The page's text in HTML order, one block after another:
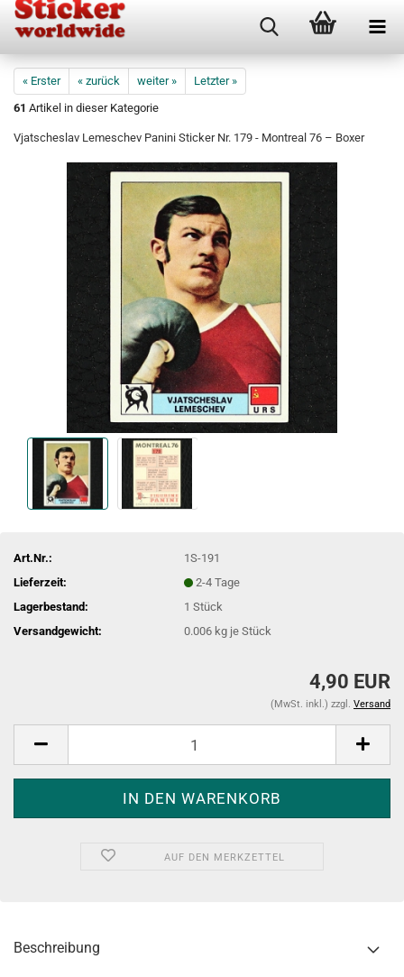
« Erster « zurück weiter »
Letzter »
61 Artikel in dieser Kategorie
Vjatscheslav Lemeschev Panini Sticker Nr. 179 - Montreal 76 – Boxer
Art.Nr.:
1S-191
Lieferzeit:
2-4 Tage
Lagerbestand:
1Stück
Versandgewicht:
0.006 kg je Stück
4,90 EUR
(MwSt. inkl.) zzgl. Versand
AUF DEN MERKZETTEL
Beschreibung